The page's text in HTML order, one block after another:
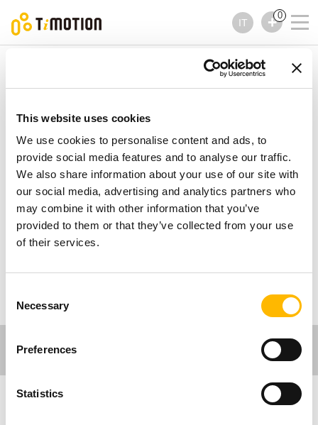
This website uses cookies
We use cookies to personalise content and ads, to
provide social media features and to analyse our traffic.
We also share information about your use of our site with
our social media, advertising and analytics partners who
may combine it with other information that you’ve
provided to them or that they’ve collected from your use
of their services.
Selection
Necessary
Preferences
Statistics
IT
0
Serie TP11
Alimentatori